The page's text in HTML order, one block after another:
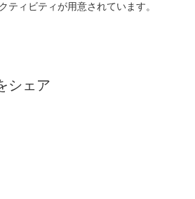
ティビティが用意されています。
シェア